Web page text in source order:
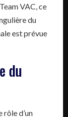
VAC, ce
du
est prévue
du
rôle d’un